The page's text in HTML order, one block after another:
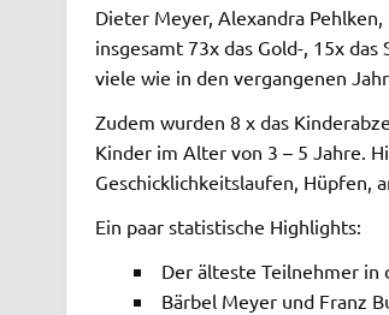
Dieter Meyer, Alexandra
insgesamt 73x das Gold-, 15x
viele wie in den vergangenen
Zudem wurden 8 x das
Kinder im Alter von 3 – 5 Jahre.
Geschicklichkeitslaufen, Hüpfen,
Ein paar statistische Highlights:
Der älteste Teilnehmer in
Bärbel Meyer und Franz